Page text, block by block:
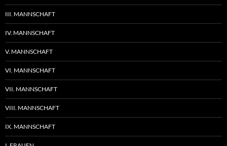
III. MANNSCHAFT
IV. MANNSCHAFT
V. MANNSCHAFT
VI. MANNSCHAFT
VII. MANNSCHAFT
VIII. MANNSCHAFT
IX. MANNSCHAFT